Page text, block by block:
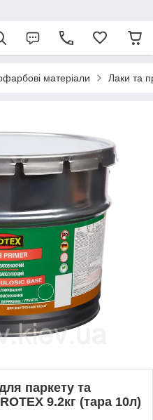
матеріали Лаки та
паркету та
9.2кг (тара 10л)